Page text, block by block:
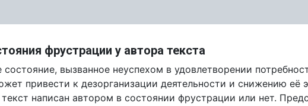
фрустрации у автора текста
вызванное неуспехом в удовлетворении
привести к дезорганизации деятельности и снижению её
написан автором в состоянии фрустрации или нет.